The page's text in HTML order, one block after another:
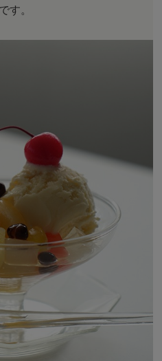
す。